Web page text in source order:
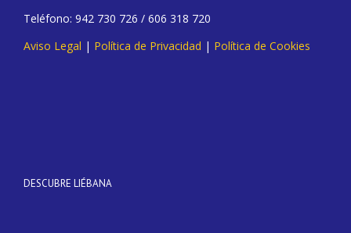
Teléfono: 942 730 726 / 606 318 720
Aviso Legal | Política de Privacidad | Política de Cookies
DESCUBRE LIÉBANA